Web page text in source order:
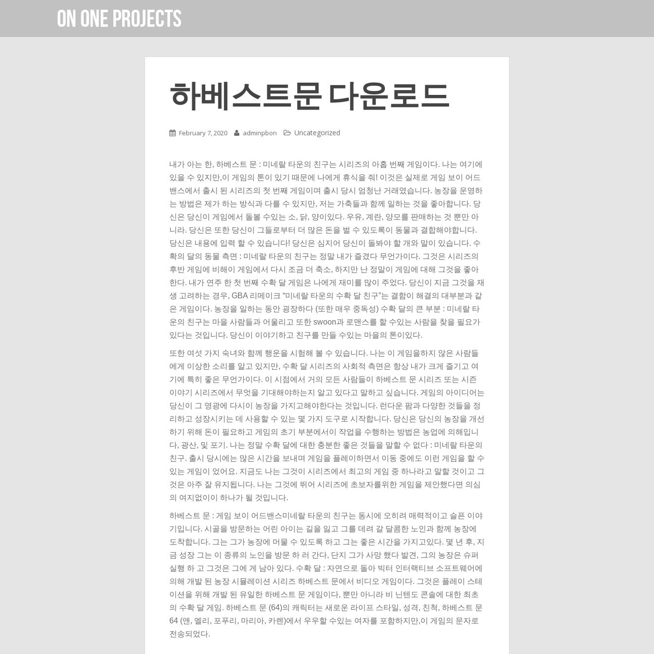
On One Projects
하베스트문 다운로드
February 7, 2020 adminpbon Uncategorized
내가 아는 한, 하베스트 문 : 미네랄 타운의 친구는 시리즈의 아홉 번째 게임이다. 나는 여기에
있을 수 있지만,이 게임의 톤이 있기 때문에 나에게 휴식을 줘! 이것은 실제로 게임 보이 어드
밴스에서 출시 된 시리즈의 첫 번째 게임이며 출시 당시 엄청난 거래였습니다. 농장을 운영하
는 방법은 제가 하는 방식과 다를 수 있지만, 저는 가축들과 함께 일하는 것을 좋아합니다. 당
신은 당신이 게임에서 돌볼 수있는 소, 닭, 양이있다. 우유, 계란, 양모를 판매하는 것 뿐만 아
니라. 당신은 또한 당신이 그들로부터 더 많은 돈을 벌 수 있도록이 동물과 결합해야합니다.
당신은 내용에 입력 할 수 있습니다! 당신은 심지어 당신이 돌봐야 할 개와 말이 있습니다. 수
확의 달의 동물 측면 : 미네랄 타운의 친구는 정말 내가 즐겼다 무언가이다. 그것은 시리즈의
후반 게임에 비해이 게임에서 다시 조금 더 축소, 하지만 난 정말이 게임에 대해 그것을 좋아
한다. 내가 연주 한 첫 번째 수확 달 게임은 나에게 재미를 많이 주었다. 당신이 지금 그것을 재
생 고려하는 경우, GBA 리메이크 “미네랄 타운의 수확 달 친구”는 결함이 해결의 대부분과 같
은 게임이다. 농장을 일하는 동안 굉장하다 (또한 매우 중독성) 수확 달의 큰 부분 : 미네랄 타
운의 친구는 마을 사람들과 어울리고 또한 swoon과 로맨스를 할 수있는 사람을 찾을 필요가
있다는 것입니다. 당신이 이야기하고 친구를 만들 수있는 마을의 톤이있다.
또한 여섯 가지 숙녀와 함께 행운을 시험해 볼 수 있습니다. 나는 이 게임을하지 않은 사람들
에게 이상한 소리를 알고 있지만, 수확 달 시리즈의 사회적 측면은 항상 내가 크게 즐기고 여
기에 특히 좋은 무언가이다. 이 시점에서 거의 모든 사람들이 하베스트 문 시리즈 또는 시즌
이야기 시리즈에서 무엇을 기대해야하는지 알고 있다고 말하고 싶습니다. 게임의 아이디어는
당신이 그 영광에 다시이 농장을 가지고해야한다는 것입니다. 런다운 팜과 다양한 것들을 정
리하고 성장시키는 데 사용할 수 있는 몇 가지 도구로 시작합니다. 당신은 당신의 농장을 개선
하기 위해 돈이 필요하고 게임의 초기 부분에서이 작업을 수행하는 방법은 농업에 의해입니
다, 광산, 및 포기. 나는 정말 수확 달에 대한 충분한 좋은 것들을 말할 수 없다 : 미네랄 타운의
친구. 출시 당시에는 많은 시간을 보내며 게임을 플레이하면서 이동 중에도 이런 게임을 할 수
있는 게임이 었어요. 지금도 나는 그것이 시리즈에서 최고의 게임 중 하나라고 말할 것이고 그
것은 아주 잘 유지됩니다. 나는 그것에 뛰어 시리즈에 초보자를위한 게임을 제안했다면 의심
의 여지없이이 하나가 될 것입니다.
하베스트 문 : 게임 보이 어드밴스미네랄 타운의 친구는 동시에 오히려 매력적이고 슬픈 이야
기입니다. 시골을 방문하는 어린 아이는 길을 잃고 그를 데려 갈 달콤한 노인과 함께 농장에
도착합니다. 그는 그가 농장에 머물 수 있도록 하고 그는 좋은 시간을 가지고있다. 몇 년 후, 지
금 성장 그는 이 종류의 노인을 방문 하 러 간다, 단지 그가 사망 했다 발견, 그의 농장은 슈퍼
실행 하 고 그것은 그에 게 남아 있다. 수확 달 : 자연으로 돌아 빅터 인터랙티브 소프트웨어에
의해 개발 된 농장 시뮬레이션 시리즈 하베스트 문에서 비디오 게임이다. 그것은 플레이 스테
이션을 위해 개발 된 유일한 하베스트 문 게임이다, 뿐만 아니라 비 닌텐도 콘솔에 대한 최초
의 수확 달 게임. 하베스트 문 (64)의 캐릭터는 새로운 라이프 스타일, 성격, 친척, 하베스트 문
64 (앤, 엘리, 포푸리, 마리아, 카렌)에서 우우할 수있는 여자를 포함하지만,이 게임의 문자로
전송되었다.